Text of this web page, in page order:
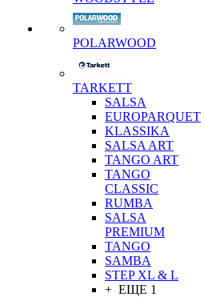
POLARWOOD
TARKETT
SALSA
EUROPARQUET
KLASSIKA
SALSA ART
TANGO ART
TANGO
CLASSIC
RUMBA
SALSA
PREMIUM
TANGO
SAMBA
STEP XL & L
+ ЕЩЕ 1